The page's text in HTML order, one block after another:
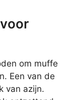
om muffe
Een van de
van azijn.